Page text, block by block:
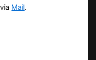
Mail.